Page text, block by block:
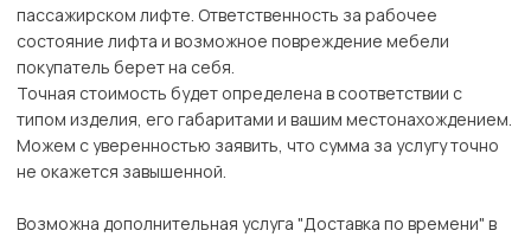
пассажирском лифте. Ответственность за рабочее
состояние лифта и возможное повреждение мебели
покупатель берет на себя.
Точная стоимость будет определена в соответствии с
типом изделия, его габаритами и вашим местонахождением.
Можем с уверенностью заявить, что сумма за услугу точно
не окажется завышенной.
Возможна дополнительная услуга "Доставка по времени" в